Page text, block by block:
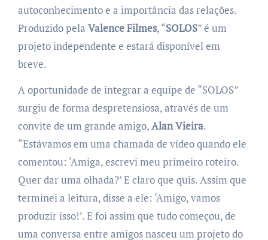
autoconhecimento e a importância das relações.
Produzido pela Valence Filmes, “SOLOS” é um
projeto independente e estará disponível em
breve.
A oportunidade de integrar a equipe de “SOLOS”
surgiu de forma despretensiosa, através de um
convite de um grande amigo,Alan Vieira.
“Estávamos em uma chamada de vídeo quando ele
comentou: ‘Amiga, escrevi meu primeiro roteiro.
Quer dar uma olhada?’ E claro que quis. Assim que
terminei a leitura, disse a ele: ‘Amigo, vamos
produzir isso!’. E foi assim que tudo começou, de
uma conversa entre amigos nasceu um projeto do